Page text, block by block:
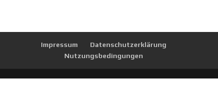
Impressum
Datenschutzerklärung
Nutzungsbedingungen